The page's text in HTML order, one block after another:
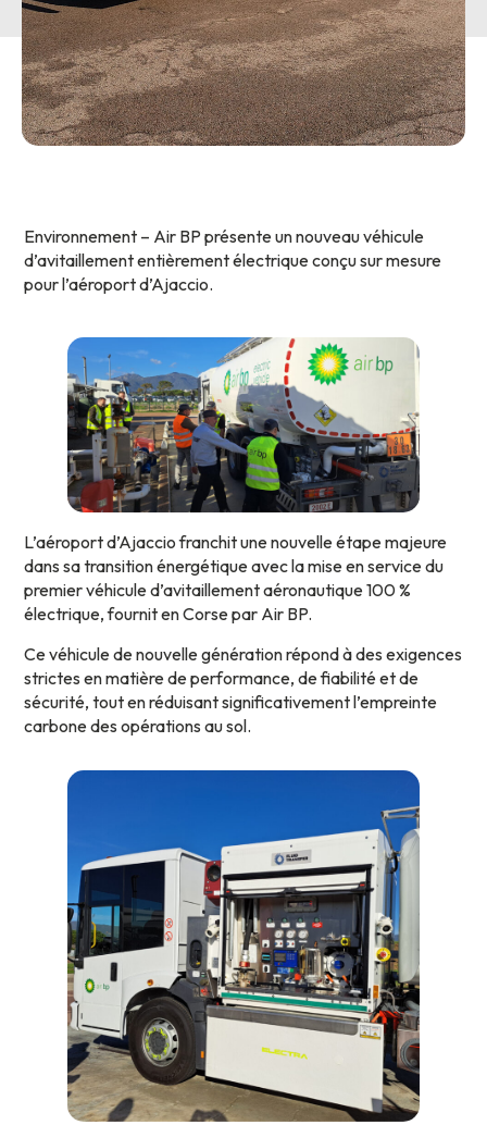
Environnement – Air BP présente un nouveau véhicule
d’avitaillement entièrement électrique conçu sur mesure
pour l’aéroport d’Ajaccio.
L’aéroport d’Ajaccio franchit une nouvelle étape majeure
dans sa transition énergétique avec la mise en service du
premier véhicule d’avitaillement aéronautique 100 %
électrique, fournit en Corse par Air BP.
Ce véhicule de nouvelle génération répond à des exigences
strictes en matière de performance, de fiabilité et de
sécurité, tout en réduisant significativement l’empreinte
carbone des opérations au sol.